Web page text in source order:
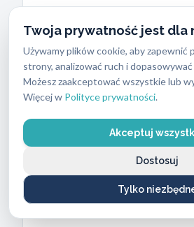
Twoja prywatność jest dla
Używamy plików cookie, aby zapewnić
strony, analizować ruch i
Możesz zaakceptować wszystkie lub
Więcej w Polityce prywatności.
Akceptuj
Tylko
Dostosuj
Cennik usług
gwarantowany
na Zaspę
Wiele firm ukrywa swoje
ogólnym hasłemtanio, co
do nieprzyjemnych
wykonaniu usługi. WABC